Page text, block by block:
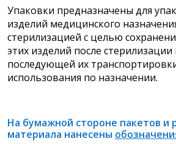
Упаковки предназначены для
изделий медицинского
стерилизацией с целью
этих изделий после
последующей их
использования по назначении.
На бумажной стороне пакетов и
материала нанесены